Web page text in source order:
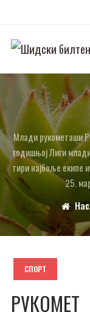
Мла­ди ру­ко­ме­та­ши
го­ди­шњој Ли­ги
ти­ри нај­бо­ље еки­пе
25.
СПОРТ
РУ­КО­МЕТ